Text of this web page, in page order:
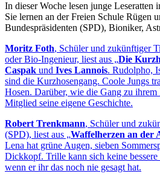
In dieser Woche lesen junge Leseratten
Sie lernen an der Freien Schule Rügen
Bundespräsidenten (SPD), Bioniker,
Moritz Foth, Schüler und zukünftiger
oder Bio-Ingenieur, liest aus „Die
Caspak und Ives Lannois. Rudolpho,
sind die Kurzhosengang. Coole Jungs
Hosen. Darüber, wie die Gang zu ihrem
Mitglied seine eigene Geschichte.
Robert Trenkmann, Schüler und
(SPD), liest aus „Waffelherzen an der
Lena hat grüne Augen, sieben
Dickkopf. Trille kann sich keine
wenn er ihr das noch nie gesagt hat.